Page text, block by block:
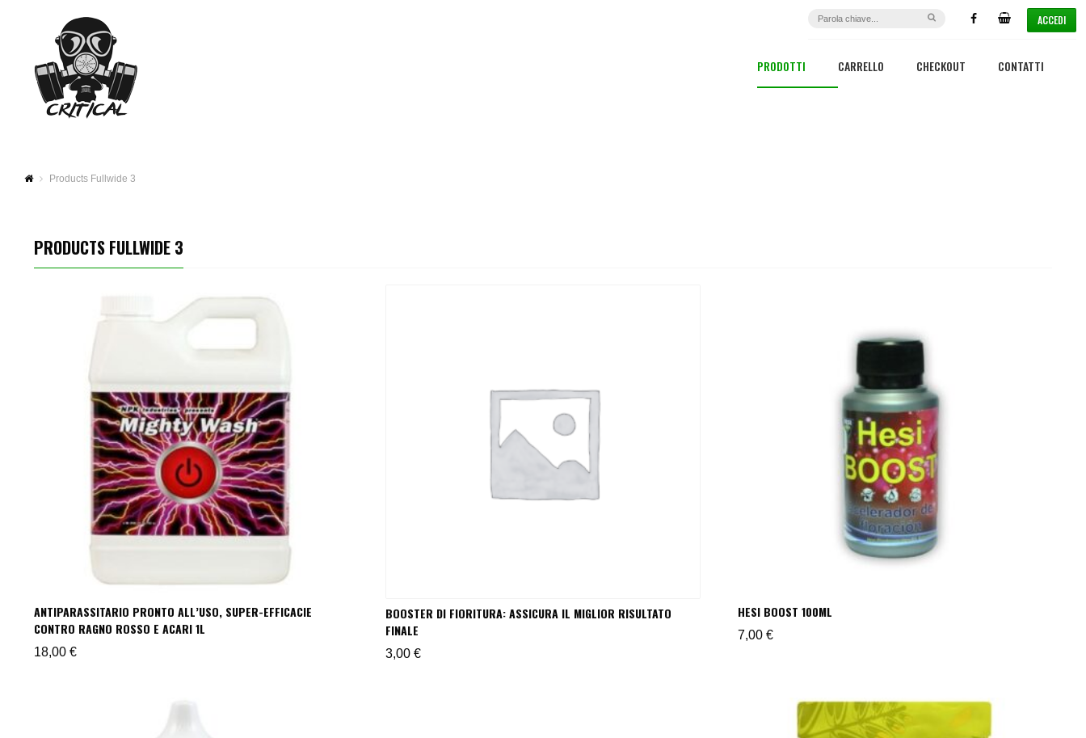
ACCEDI
PRODOTTI CARRELLO CHECKOUT CONTATTI
Products Fullwide 3
PRODUCTS FULLWIDE 3
ANTIPARASSITARIO PRONTO ALL’USO, SUPER-EFFICACIE
CONTRO RAGNO ROSSO E ACARI 1L
18,00 €
BOOSTER DI FIORITURA: ASSICURA IL MIGLIOR RISULTATO
FINALE
3,00€
HESI BOOST 100ML
7,00 €